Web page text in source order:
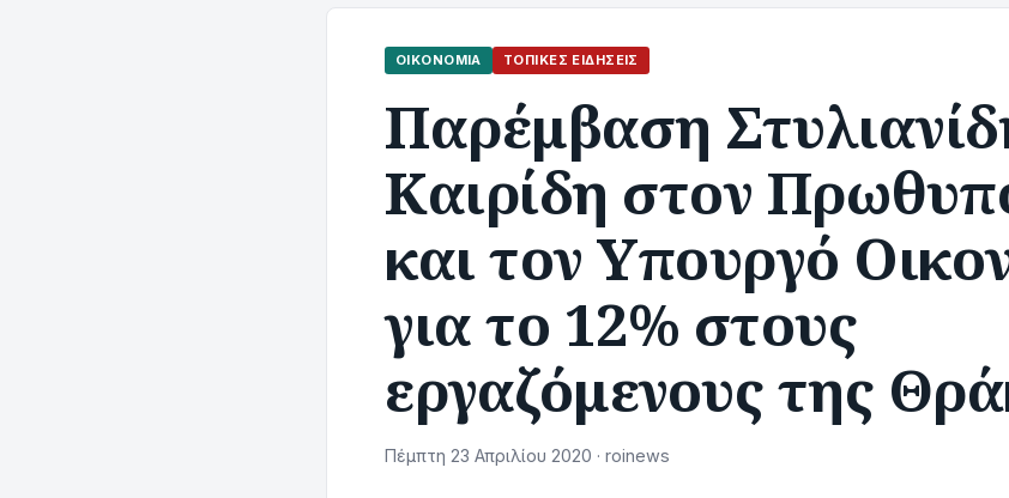
ΟΙΚΟΝΟΜΊΑ ΤΟΠΙΚΈΣ ΕΙΔΉΣΕΙΣ
Παρέμβαση
Καιρίδη στον
και τον Υπουργό
για το 12% στους
εργαζόμενους της
Πέμπτη 23 Απριλίου 2020 · roinews